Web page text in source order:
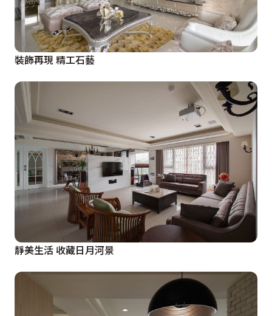
裝飾再現 精工石藝
靜美生活 收藏日月河景